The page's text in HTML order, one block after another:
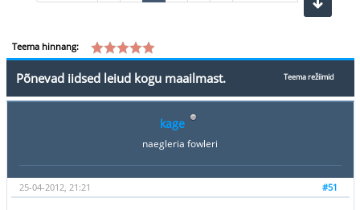
Teema hinnang:
Teema režiimid
Põnevad iidsed leiud kogu maailmast.
kage
naegleria fowleri
#51
25-04-2012, 21:21